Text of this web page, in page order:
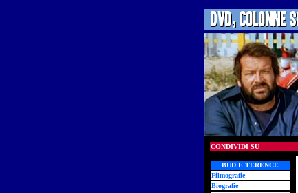
CONDIVIDI SU
BUD E TERENCE
Filmografie
Biografie